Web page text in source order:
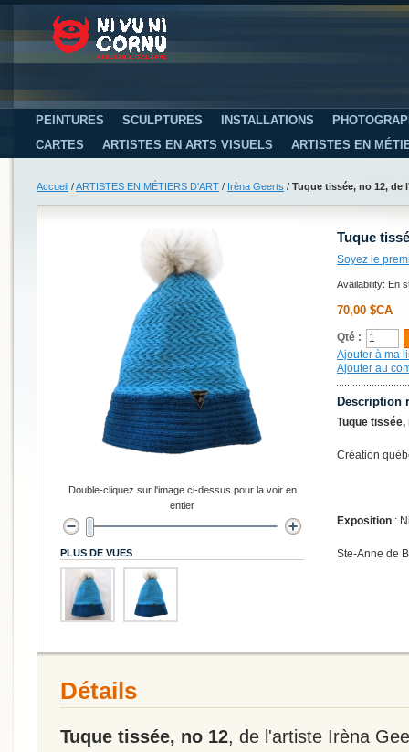
PEINTURES SCULPTURES INSTALLATIONS
CARTES
ARTISTES EN ARTS VISUELS ARTISTES EN
Accueil /ARTISTES EN MÉTIERS D'ART / Irèna Geerts / Tuque tissée, no 12, de
Tuque
Soyez le
Availability: En
70,00 $CA
Qté :
Ajouter à ma
Ajouter au
Description
Tuque tissée,
Création
Exposition :
Ste-Anne de
Double-cliquez sur l'image ci-dessus pour la voir en
entier
PLUS DE VUES
Détails
Tuque tissée, no 12, de l'artiste Irèna